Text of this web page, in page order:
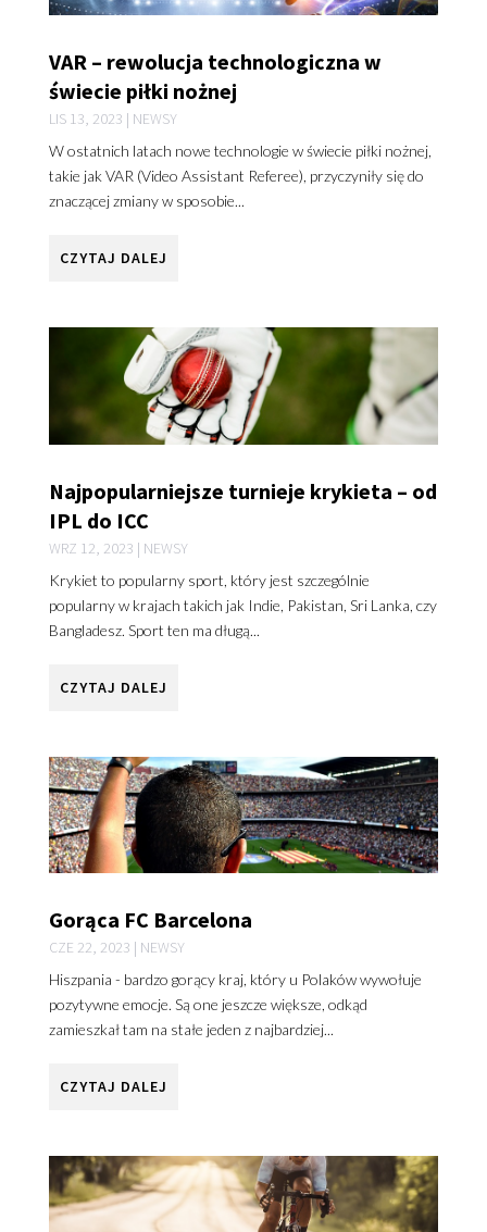
VAR – rewolucja technologiczna w
świecie piłki nożnej
LIS 13, 2023 | NEWSY
W ostatnich latach nowe technologie w świecie piłki nożnej,
takie jak VAR (Video Assistant Referee), przyczyniły się do
znaczącej zmiany w sposobie...
CZYTAJ DALEJ
Najpopularniejsze turnieje krykieta – od
IPL do ICC
WRZ 12, 2023 | NEWSY
Krykiet to popularny sport, który jest szczególnie
popularny w krajach takich jak Indie, Pakistan, Sri Lanka, czy
Bangladesz. Sport ten ma długą...
CZYTAJ DALEJ
Gorąca FC Barcelona
CZE 22, 2023 | NEWSY
Hiszpania - bardzo gorący kraj, który u Polaków wywołuje
pozytywne emocje. Są one jeszcze większe, odkąd
zamieszkał tam na stałe jeden z najbardziej...
CZYTAJ DALEJ